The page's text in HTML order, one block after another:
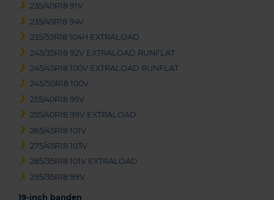
235/40R18 91V
235/45R18 94V
235/55R18 104H EXTRALOAD
245/35R18 92V EXTRALOAD RUNFLAT
245/45R18 100V EXTRALOAD RUNFLAT
245/50R18 100V
255/40R18 95V
255/40R18 99V EXTRALOAD
265/45R18 101V
275/45R18 103V
285/35R18 101V EXTRALOAD
295/35R18 99V
19-inch banden